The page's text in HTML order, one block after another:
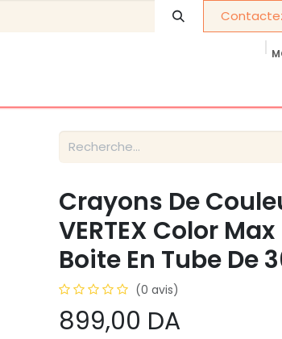
Crayons De
VERTEX Color Max
Boite En Tube De
(0 avis)
899,00 DA